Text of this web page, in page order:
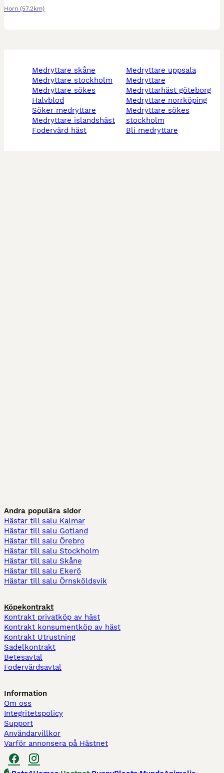
Horn (57.2km)
medryttare skåne
medryttare stockholm
medryttare sökes
halvblod
söker medryttare
medryttare islandshäst
fodervärd häst
medryttare uppsala
medryttare
medryttarhäst göteborg
medryttare norrköping
medryttare sökes
stockholm
bli medryttare
Andra populära sidor
Hästar till salu Kalmar
Hästar till salu Gotland
Hästar till salu Örebro
Hästar till salu Stockholm
Hästar till salu Skåne
Hästar till salu Ekerö
Hästar till salu Örnsköldsvik
Köpekontrakt
Kontrakt privatköp av häst
Kontrakt konsumentköp av häst
Kontrakt Utrustning
Sadelkontrakt
Betesavtal
Fodervärdsavtal
Information
Om oss
Integritetspolicy
Support
Användarvillkor
Varför annonsera på Hästnet